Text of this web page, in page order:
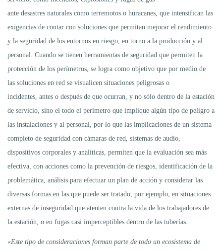
ante desastres naturales como terremotos o huracanes, que intensifican las
exigencias de contar con soluciones que permitan mejorar el rendimiento
y la seguridad de los entornos en riesgo, en torno a la producción y al
personal. Cuando se tienen herramientas de seguridad que permiten la
protección de los perímetros, se logra como objetivo que por medio de
las soluciones en red se visualicen situaciones peligrosas o
incidentes, antes o después de que ocurran, y no sólo dentro de la estación
de servicio, sino el todo el perímetro que implique algún tipo de peligro a
las instalaciones y al personal, por lo que las implicaciones de un sistema
completo de seguridad con cámaras de red, sistemas de audio,
dispositivos corporales y analíticas, permiten que la evaluación sea más
efectiva, con acciones como la prevención de riesgos, identificación de la
problemática, análisis para efectuar un plan de acción y considerar las
diversas formas en las que puede ser tratado, por ejemplo, en situaciones
externas de inseguridad que atenten contra la vida de los trabajadores de
la estación, o en fugas casi imperceptibles dentro de las tuberías.
«Este tipo de consideraciones forman parte de todo un ecosistema de